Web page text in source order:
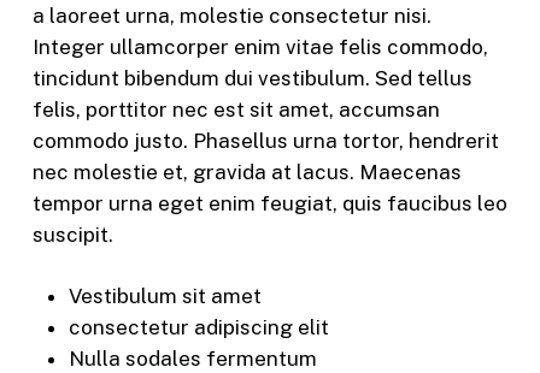
a laoreet urna, molestie consectetur nisi.
Integer ullamcorper enim vitae felis commodo,
tincidunt bibendum dui vestibulum. Sed tellus
felis, porttitor nec est sit amet, accumsan
commodo justo. Phasellus urna tortor, hendrerit
nec molestie et, gravida at lacus. Maecenas
tempor urna eget enim feugiat, quis faucibus leo
suscipit.
Vestibulum sit amet
consectetur adipiscing elit
Nulla sodales fermentum